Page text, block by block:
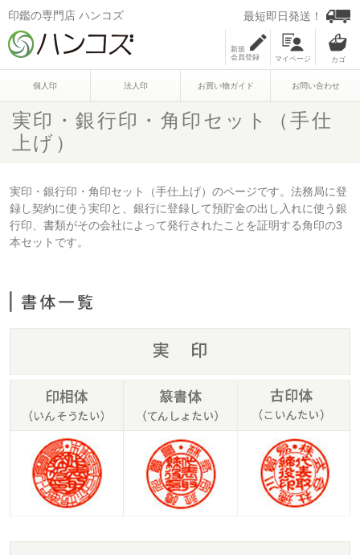
印鑑の専門店 ハンコズ 最短即日発送！
新規
会員登録
マイページ
個人印 法人印 お買い物ガイド お問い合わせ
実印・銀行印・角印セット（手仕
上げ）
実印・銀行印・角印セット（手仕上げ）のページです。法務局に登
録し契約に使う実印と、銀行に登録して預貯金の出し入れに使う銀
行印、書類がその会社によって発行されたことを証明する角印の3
本セットです。